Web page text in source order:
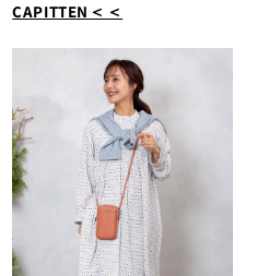
CAPITTEN＜＜